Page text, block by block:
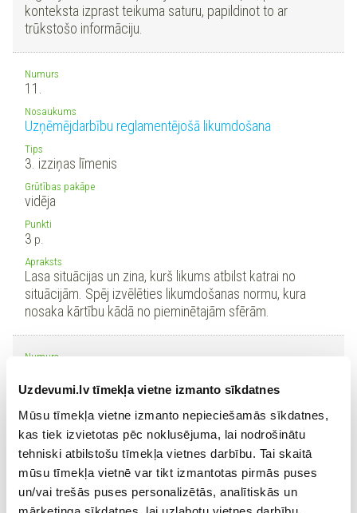
Uzdevumi.lv tīmekļa vietne izmanto sīkdatnes
Mūsu tīmekļa vietne izmanto nepieciešamās sīkdatnes,
kas tiek izvietotas pēc noklusējuma, lai nodrošinātu
tehniski atbilstošu tīmekļa vietnes darbību. Tai skaitā
mūsu tīmekļa vietnē var tikt izmantotas pirmās puses
un/vai trešās puses personalizētās, analītiskās un
konteksta izprast teikuma saturu, papildinot to ar
trūkstošo informāciju.
Numurs
11.
Nosaukums
Uzņēmējdarbību reglamentējošā likumdošana
Tips
3. izziņas līmenis
Grūtības pakāpe
vidēja
Punkti
3 p.
Apraksts
Lasa situācijas un zina, kurš likums atbilst katrai no
situācijām. Spēj izvēlēties likumdošanas normu, kura
nosaka kārtību kādā no pieminētajām sfērām.
Numurs
Nosaukums
Komercdarbības formas
Tips
3. izziņas līmenis
Grūtības pakāpe
vidēja
Punkti